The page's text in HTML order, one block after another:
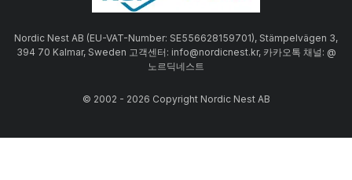
Nordic Nest AB (EU-VAT-Number: SE556628159701), Stämpelvägen 3,
394 70 Kalmar, Sweden 고객센터: info@nordicnest.kr, 카카오톡 채널: @
노르딕네스트
© 2002 - 2026 Copyright Nordic Nest AB